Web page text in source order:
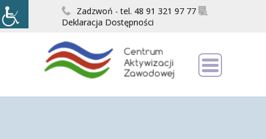
Zadzwoń - tel. 48 91 321 97 77
Deklaracja Dostępności